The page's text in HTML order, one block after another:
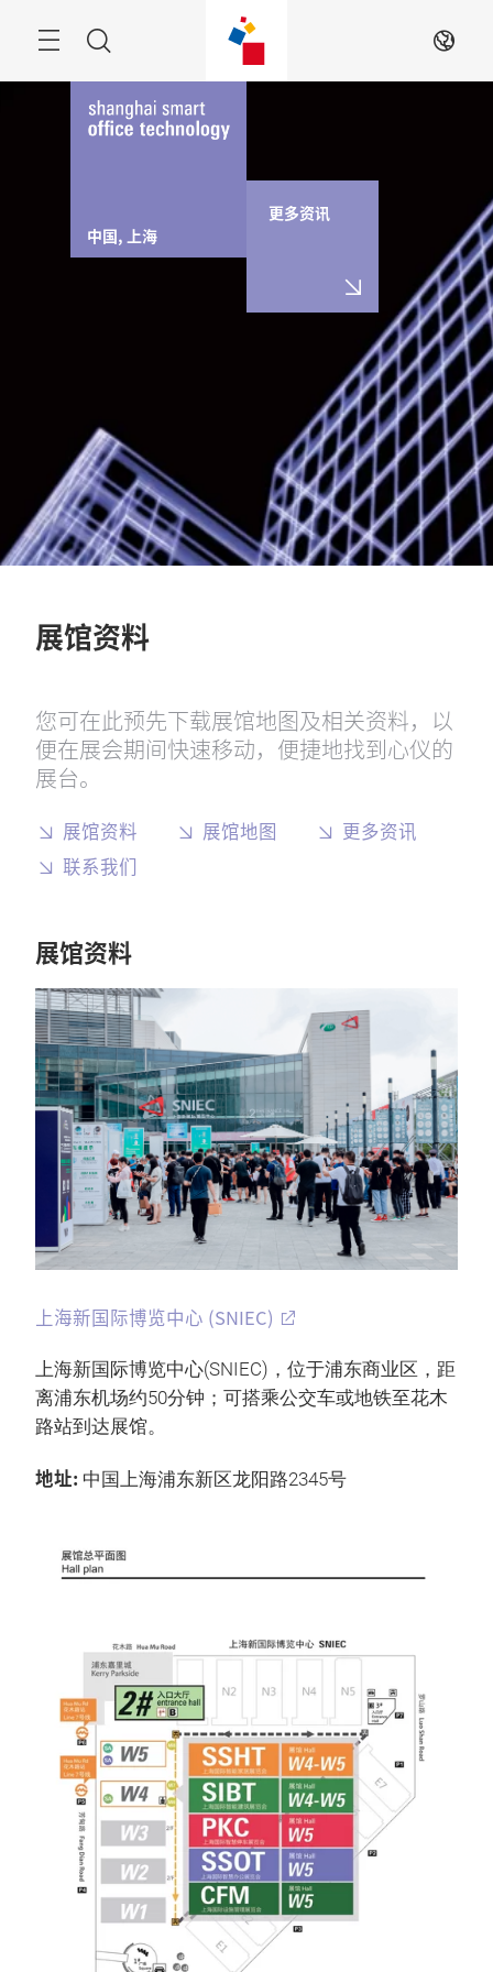
Navigation
索
ZH
中国, 上海
更多资讯
展馆资料
您可在此预先下载展馆地图及相关资料，以
便在展会期间快速移动，便捷地找到心仪的
展台。
展馆资料 展馆地图
更多资讯
联系我们
展馆资料
上海新国际博览中心 (SNIEC)
上海新国际博览中心(SNIEC)，位于浦东商业区，距
离浦东机场约50分钟；可搭乘公交车或地铁至花木
路站到达展馆。
地址: 中国上海浦东新区龙阳路2345号